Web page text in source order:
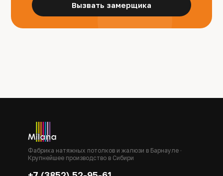
Вызвать замерщика
Фабрика натяжных потолков и жалюзи в Барнауле ·
Крупнейшее производство в Сибири